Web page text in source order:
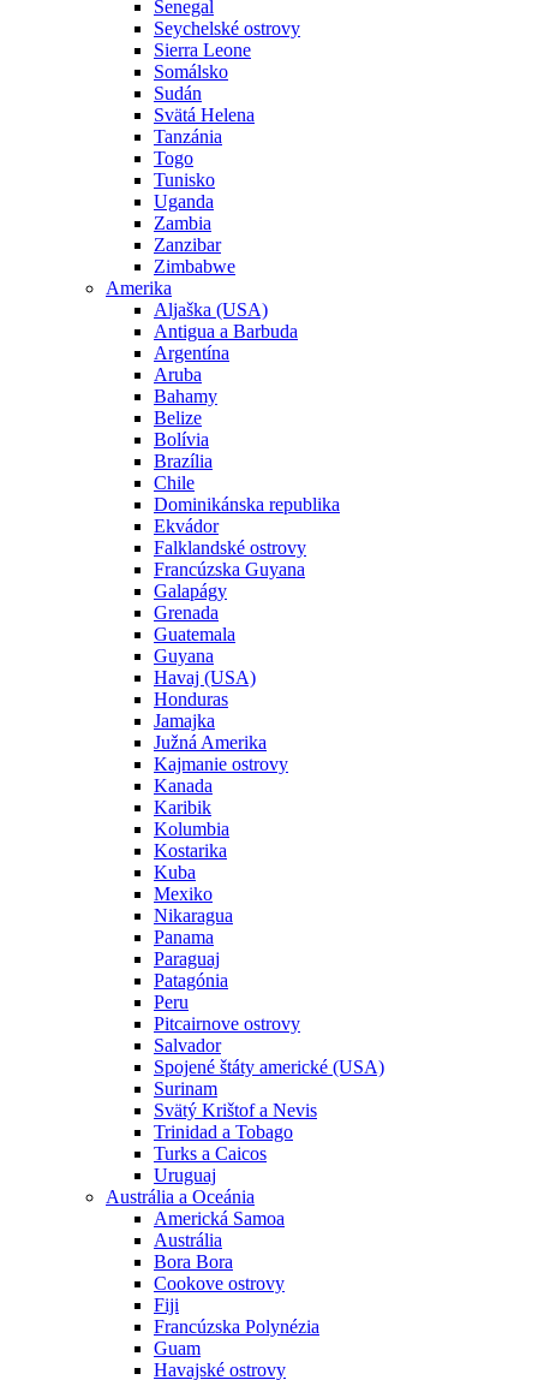
Senegal
Seychelské ostrovy
Sierra Leone
Somálsko
Sudán
Svätá Helena
Tanzánia
Togo
Tunisko
Uganda
Zambia
Zanzibar
Zimbabwe
Amerika
Aljaška (USA)
Antigua a Barbuda
Argentína
Aruba
Bahamy
Belize
Bolívia
Brazília
Chile
Dominikánska republika
Ekvádor
Falklandské ostrovy
Francúzska Guyana
Galapágy
Grenada
Guatemala
Guyana
Havaj (USA)
Honduras
Jamajka
Južná Amerika
Kajmanie ostrovy
Kanada
Karibik
Kolumbia
Kostarika
Kuba
Mexiko
Nikaragua
Panama
Paraguaj
Patagónia
Peru
Pitcairnove ostrovy
Salvador
Spojené štáty americké (USA)
Surinam
Svätý Krištof a Nevis
Trinidad a Tobago
Turks a Caicos
Uruguaj
Austrália a Oceánia
Americká Samoa
Austrália
Bora Bora
Cookove ostrovy
Fiji
Francúzska Polynézia
Guam
Havajské ostrovy